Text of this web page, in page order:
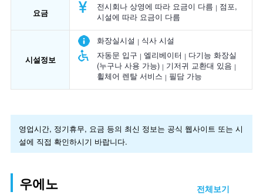
요금
전시회나 상영에 따라 요금이 다름
점포,
시설에 따라 요금이 다름
시설정보
화장실시설
식사 시설
자동문 입구
엘리베이터
다기능 화장실
(누구나 사용 가능)
기저귀 교환대 있음
휠체어 렌탈 서비스
필담 가능
영업시간, 정기휴무, 요금 등의 최신 정보는 공식 웹사이트 또는 시
설에 직접 확인하시기 바랍니다.
우에노 전체보기